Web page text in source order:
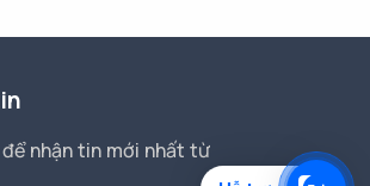
nhận tin mới nhất từ